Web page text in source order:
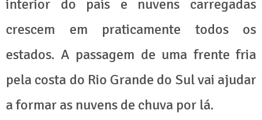
interior do país e nuvens carregadas
crescem em praticamente todos os
estados. A passagem de uma frente fria
pela costa do Rio Grande do Sul vai ajudar
a formar as nuvens de chuva por lá.